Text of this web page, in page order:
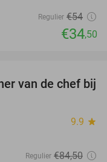
Regulier €54
€34,50
36%
van de chef bij
9.9 star
Regulier €84,50